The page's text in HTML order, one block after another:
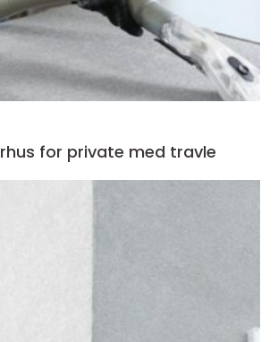
for private med travle